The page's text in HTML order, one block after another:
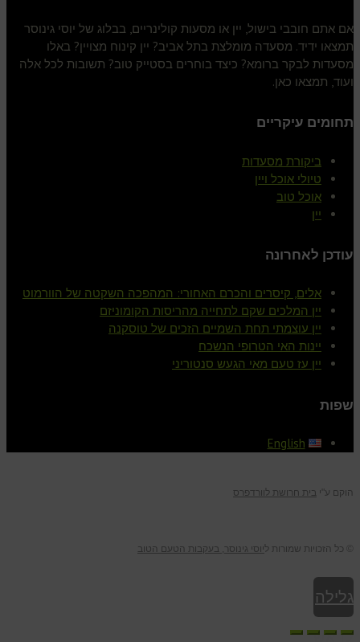
אם אתם חובבי בישול, יין או מסעות קולינריים, בבלוג של יוסי גינוסר
תמצאו ידיד. מסעדה מומלצת בתל אביב? יין קינוח מצויין? באלו
מסעדות לבקר ברומא? כיצד בוחרים בסטייק טוב? תשובות לכל אלה
ועוד, תמצאו כאן.
תחומים עיקריים
ביקורת מסעדות
טיולי אוכל ויין
אוכל טוב
יין
עודכן לאחרונה
אלים, קיסרים והכרם האחורי: המהפכה השקטה של הוורמוט
יין המלכים שקם לתחייה מהריסות הקומוניזם
יין עוצמתי תחת השמיים הזכים של טוסקנה
יינות האי הטרופי הנשכח
יין עז טעם מאי הגעש סנטוריני
שפות
English
הוקם ע"י בית חרושת לוורדפרס
© כל הזכויות שמורות ליוסי גינוסר, בעקבות הטעם הטוב
גלילה
לראש